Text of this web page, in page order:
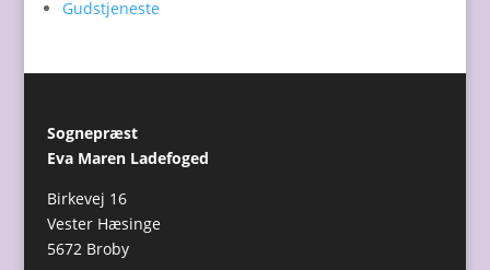
Gudstjeneste
Sognepræst
Eva Maren Ladefoged
Birkevej 16
Vester Hæsinge
5672 Broby